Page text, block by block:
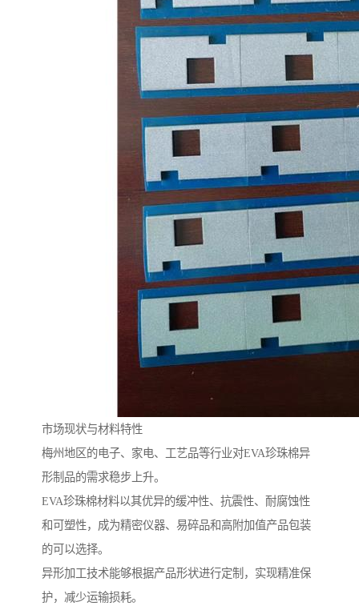
市场现状与材料特性
梅州地区的电子、家电、工艺品等行业对EVA珍珠棉异
形制品的需求稳步上升。
EVA珍珠棉材料以其优异的缓冲性、抗震性、耐腐蚀性
和可塑性，成为精密仪器、易碎品和高附加值产品包装
的可以选择。
异形加工技术能够根据产品形状进行定制，实现精准保
护，减少运输损耗。